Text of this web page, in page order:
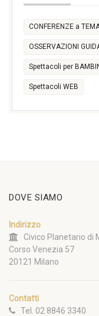
CONFERENZE a
OSSERVAZIONI
Spettacoli per
Spettacoli WEB
DOVE SIAMO
Indirizzo
Civico Planetario di
Corso Venezia 57
20121 Milano
Contatti
Tel. 02 8846 3340